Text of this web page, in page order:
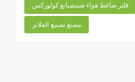
فلتر ضاغط هواء شينشيانغ كولوركس
مصنع تصنيع الفلاتر